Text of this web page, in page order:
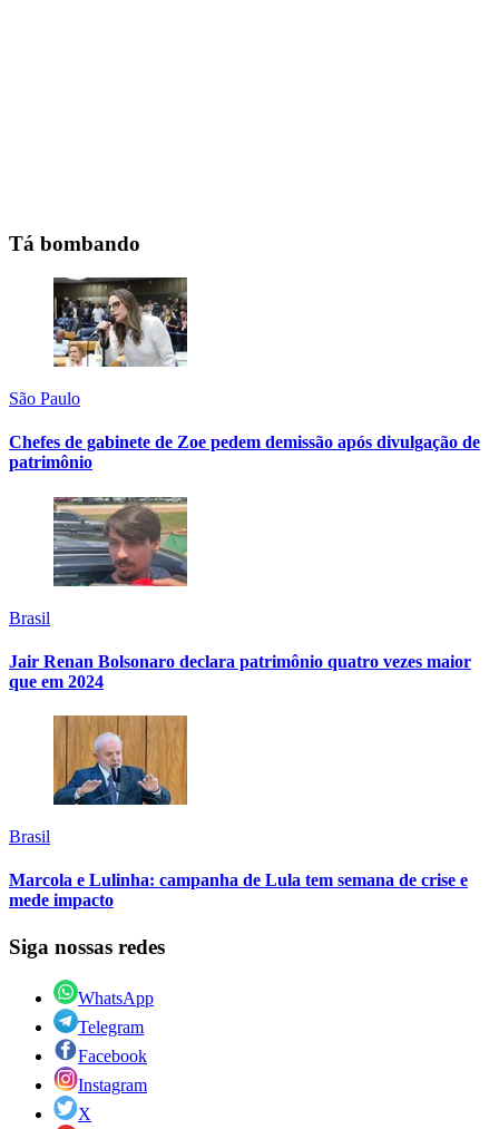
Tá bombando
São Paulo
Chefes de gabinete de Zoe pedem demissão após divulgação de
patrimônio
Brasil
Jair Renan Bolsonaro declara patrimônio quatro vezes maior
que em 2024
Brasil
Marcola e Lulinha: campanha de Lula tem semana de crise e
mede impacto
Siga nossas redes
WhatsApp
Telegram
Facebook
Instagram
X